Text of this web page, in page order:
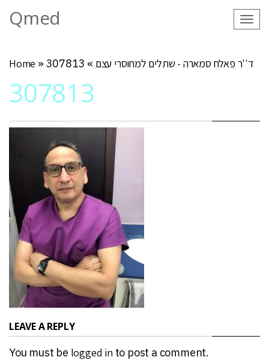
Qmed
Home » ד''ר פאלח סמארה - שתלים למחוסרי עצם »
307813
307813
LEAVE A REPLY
You must be logged in to post a comment.